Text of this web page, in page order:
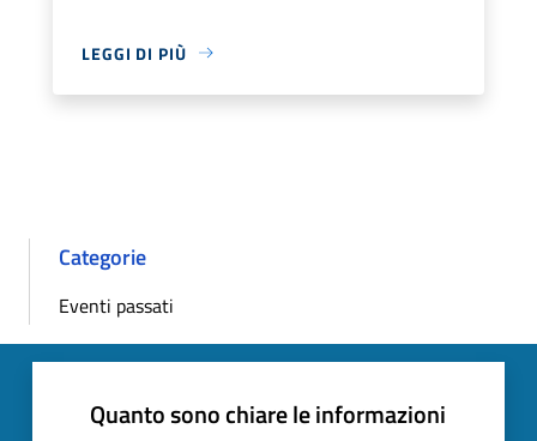
LEGGI DI PIÙ
Categorie
Eventi passati
Quanto sono chiare le informazioni